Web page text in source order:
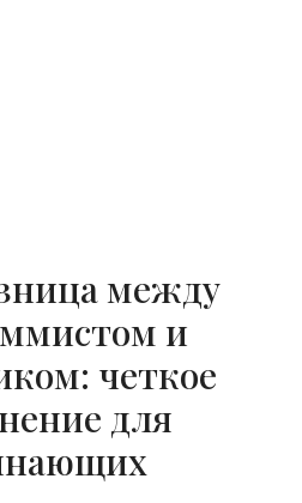
между
и
четкое
для